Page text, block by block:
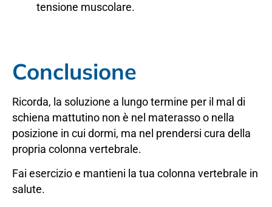
tensione muscolare.
Conclusione
Ricorda, la soluzione a lungo termine per il mal di
schiena mattutino non è nel materasso o nella
posizione in cui dormi, ma nel prendersi cura della
propria colonna vertebrale.
Fai esercizio e mantieni la tua colonna vertebrale in
salute.